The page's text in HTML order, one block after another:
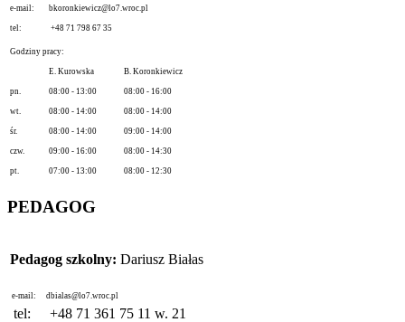
e-mail: bkoronkiewicz@lo7.wroc.pl
tel: +48 71 798 67 35
Godziny pracy:
E. Kurowska B. Koronkiewicz
pn. 08:00 - 13:00 08:00 - 16:00
wt. 08:00 - 14:00 08:00 - 14:00
śr. 08:00 - 14:00 09:00 - 14:00
czw. 09:00 - 16:00 08:00 - 14:30
pt. 07:00 - 13:00 08:00 - 12:30
PEDAGOG
Pedagog szkolny: Dariusz Białas
e-mail: dbialas@lo7.wroc.pl
tel:
+48 71 361 75 11 w. 21